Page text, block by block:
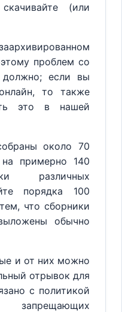
(или
проблем со
если вы
то также
это в нашей
около 70
примерно 140
различных
порядка 100
что сборники
обычно
и от них можно
отрывок для
с политикой
запрещающих